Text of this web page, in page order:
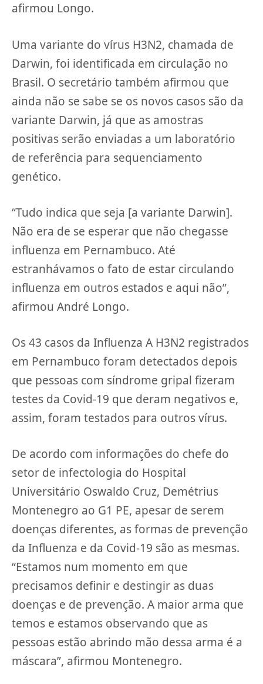
afirmou Longo.
Uma variante do vírus H3N2, chamada de
Darwin, foi identificada em circulação no
Brasil. O secretário também afirmou que
ainda não se sabe se os novos casos são da
variante Darwin, já que as amostras
positivas serão enviadas a um laboratório
de referência para sequenciamento
genético.
“Tudo indica que seja [a variante Darwin].
Não era de se esperar que não chegasse
influenza em Pernambuco. Até
estranhávamos o fato de estar circulando
influenza em outros estados e aqui não”,
afirmou André Longo.
Os 43 casos da Influenza A H3N2 registrados
em Pernambuco foram detectados depois
que pessoas com síndrome gripal fizeram
testes da Covid-19 que deram negativos e,
assim, foram testados para outros vírus.
De acordo com informações do chefe do
setor de infectologia do Hospital
Universitário Oswaldo Cruz, Demétrius
Montenegro ao G1 PE, apesar de serem
doenças diferentes, as formas de prevenção
da Influenza e da Covid-19 são as mesmas.
“Estamos num momento em que
precisamos definir e destingir as duas
doenças e de prevenção. A maior arma que
temos e estamos observando que as
pessoas estão abrindo mão dessa arma é a
máscara”, afirmou Montenegro.